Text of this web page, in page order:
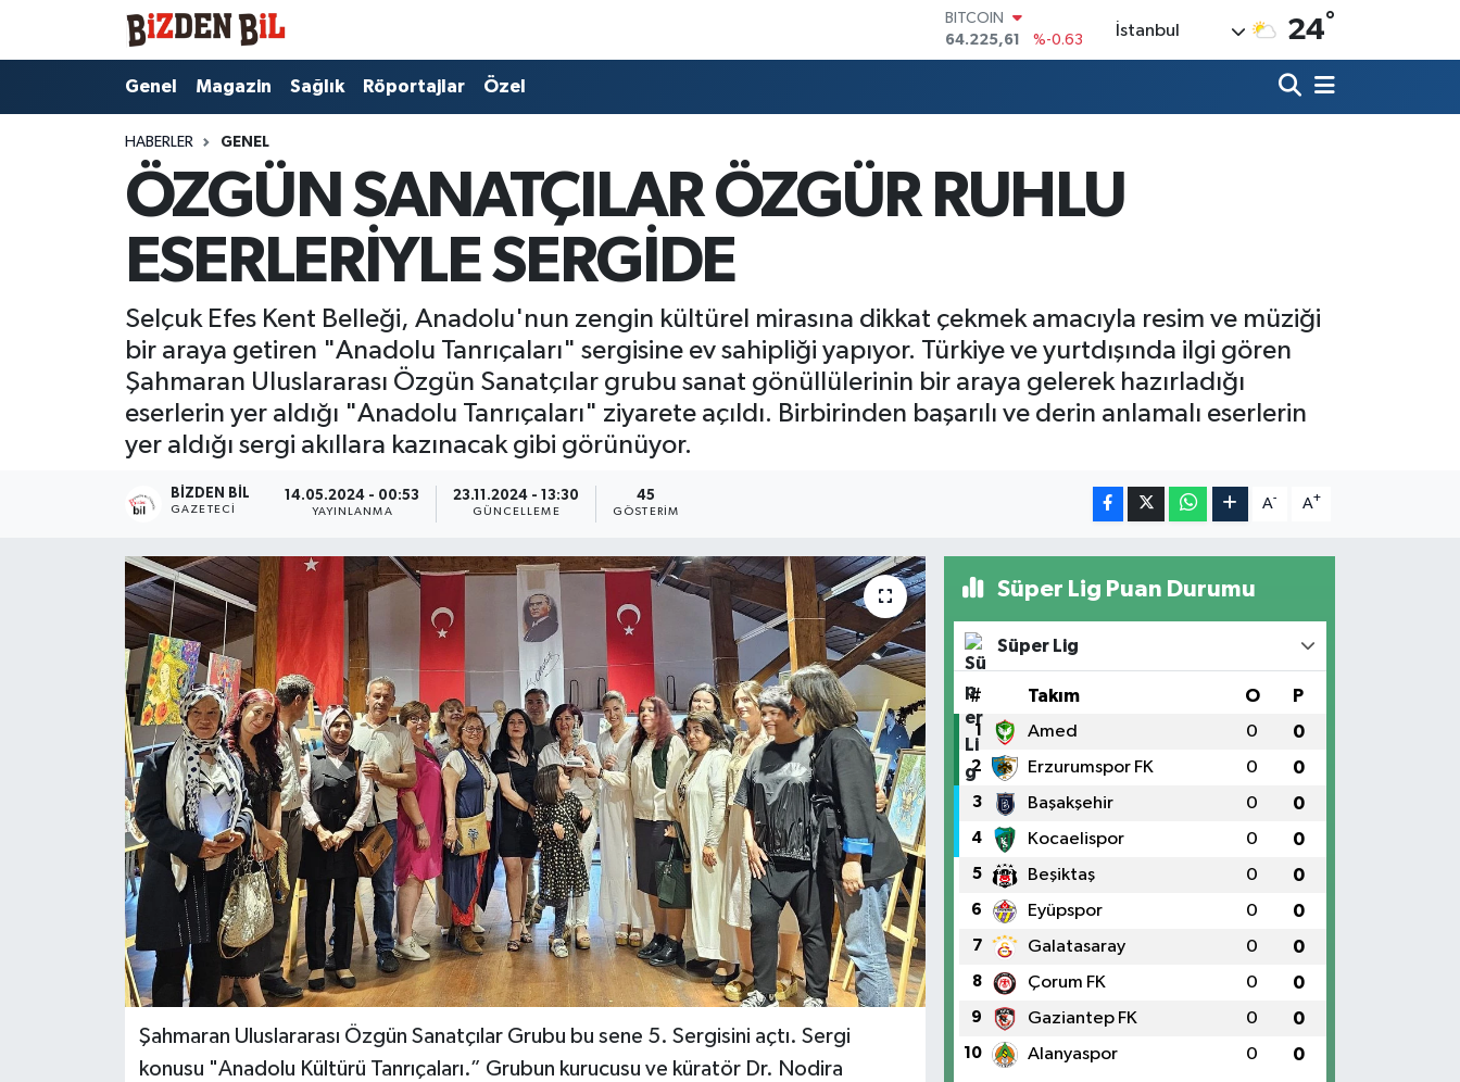
DOLAR
47,7143
%0.16
EURO
6574.81
%1.44
BİST100
13.799
%70
İstanbul 24°
Genel Magazin Sağlık Röportajlar Özel
HABERLER GENEL
ÖZGÜN SANATÇILAR ÖZGÜR RUHLU
ESERLERİYLE SERGİDE
Selçuk Efes Kent Belleği, Anadolu'nun zengin kültürel mirasına dikkat çekmek amacıyla resim ve müziği
bir araya getiren "Anadolu Tanrıçaları" sergisine ev sahipliği yapıyor. Türkiye ve yurtdışında ilgi gören
Şahmaran Uluslararası Özgün Sanatçılar grubu sanat gönüllülerinin bir araya gelerek hazırladığı
eserlerin yer aldığı "Anadolu Tanrıçaları" ziyarete açıldı. Birbirinden başarılı ve derin anlamalı eserlerin
yer aldığı sergi akıllara kazınacak gibi görünüyor.
BIZDEN BIL
GAZETECI
14.05.2024 - 00:53
YAYINLANMA
23.11.2024 - 13:30
GÜNCELLEME
45
GÖSTERIM
A- A+
Şahmaran Uluslararası Özgün Sanatçılar Grubu bu sene 5. Sergisini açtı. Sergi
konusu "Anadolu Kültürü Tanrıçaları.” Grubun kurucusu ve küratör Dr. Nodira
Süper Lig Puan Durumu
Süper Lig
# Takım O P
1 Amed 0 0
2 Erzurumspor FK 0 0
3 Başakşehir 0 0
4 Kocaelispor 0 0
5 Beşiktaş 0 0
6 Eyüpspor 0 0
7 Galatasaray 0 0
8 Çorum FK 0 0
9 Gaziantep FK 0 0
10 Alanyaspor 0 0
Hava Durumu
Trafik Durumu
Süper Lig Puan Durumu ve Fikstür
Tüm Manşetler
Haber Arşivi